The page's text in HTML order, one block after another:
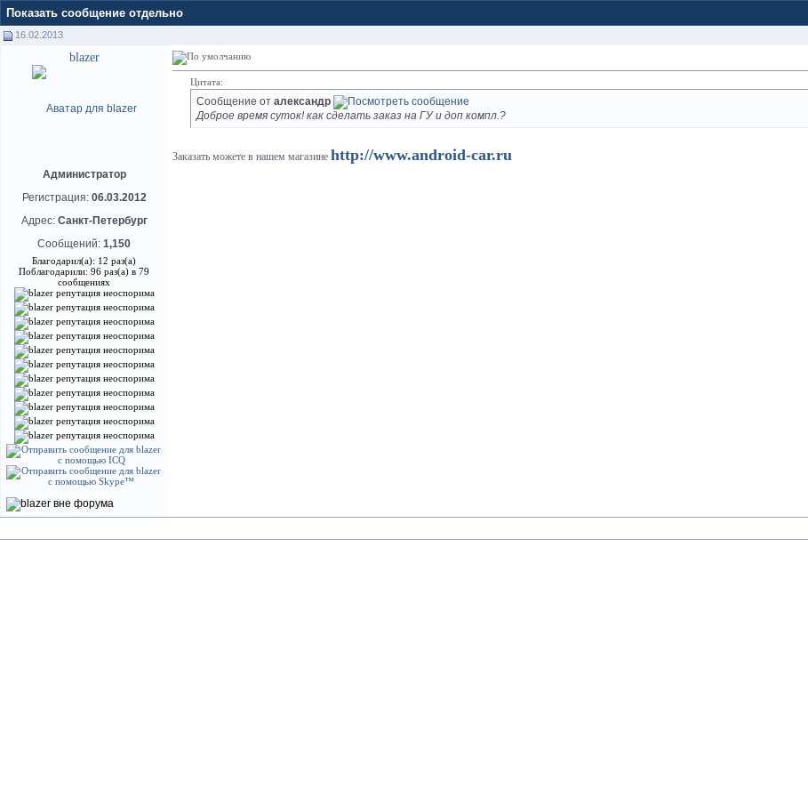
Показать сообщение отдельно
16.02.2013
blazer
Администратор
Регистрация: 06.03.2012
Адрес: Санкт-Петербург
Сообщений: 1,150
Благодарил(а): 12 раз(а)
Поблагодарили: 96 раз(а) в 79
сообщениях
Цитата:
Сообщение от александр
Доброе время суток! как сделать заказ на ГУ и доп компл.?
Заказать можете в нашем магазине http://www.android-car.ru